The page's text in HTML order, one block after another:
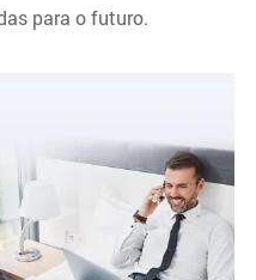
para o futuro.